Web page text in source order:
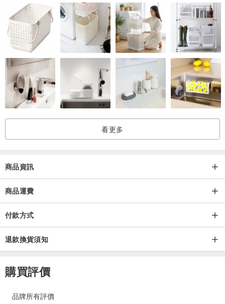
看更多
商品資訊
商品運費
付款方式
退款換貨須知
購買評價
品牌所有評價